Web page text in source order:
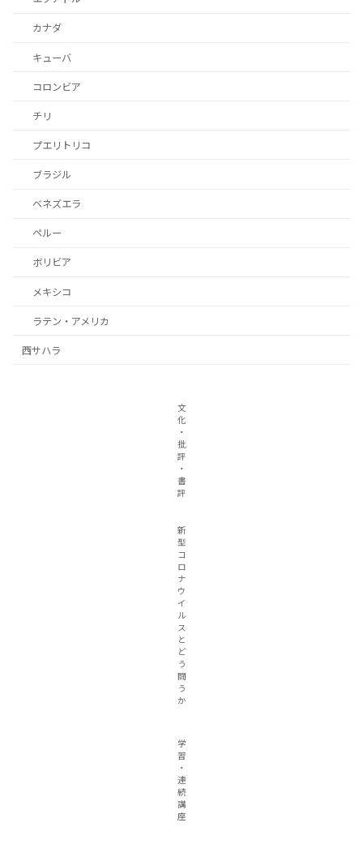
カナダ
キューバ
コロンビア
チリ
プエリトリコ
ブラジル
ベネズエラ
ペルー
ボリビア
メキシコ
ラテン・アメリカ
西サハラ
文
化
・
批
評
・
書
評
新
型
コ
ロ
ナ
ウ
イ
ル
ス
と
ど
う
闘
う
か
学
習
・
連
続
講
座